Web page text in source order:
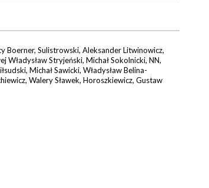
Boerner, Sulistrowski, Aleksander Litwinowicz,
Stryjeński, Michał Sokolnicki, NN,
Michał Sawicki, Władysław Belina-
Walery Sławek, Horoszkiewicz, Gustaw